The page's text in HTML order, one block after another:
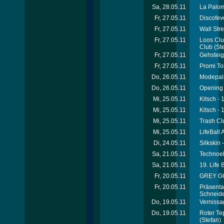
Sa, 28.05.11
La
Fr, 27.05.11
Fr, 27.05.11
Wall
Fr, 27.05.11
Loos
Club
Fr, 27.05.11
Fr, 27.05.11
Promi
Do, 26.05.11
Do, 26.05.11
Opening
Mi, 25.05.11
Kitsch -
Mi, 25.05.11
Kitsch -
Mi, 25.05.11
Trash
Mi, 25.05.11
LifeBall
Di, 24.05.11
Silkskin
Sa, 21.05.11
Sa, 21.05.11
19. Life
Fr, 20.05.11
GREY
Fr, 20.05.11
Do, 19.05.11
Do, 19.05.11
Roter
(Stefan)